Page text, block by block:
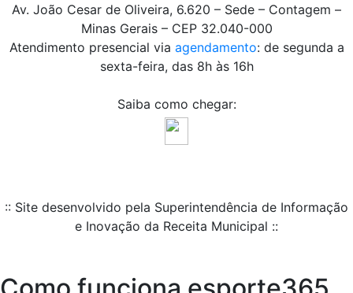
Av. João Cesar de Oliveira, 6.620 – Sede – Contagem –
Minas Gerais – CEP 32.040-000
Atendimento presencial via agendamento: de segunda a
sexta-feira, das 8h às 16h
Saiba como chegar:
:: Site desenvolvido pela Superintendência de Informação
e Inovação da Receita Municipal ::